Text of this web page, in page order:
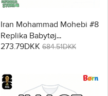
Iran Mohammad Mohebi #8
Replika Babytøj
Udebanesæt Børn VM
273.79DKK 684.51DKK